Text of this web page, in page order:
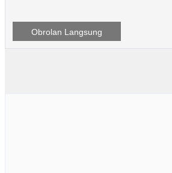
Obrolan Langsung